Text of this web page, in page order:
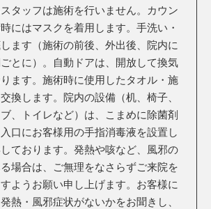
タッフは施術を行いません。カウン
にはマスクを着用します。 手洗い・
ます（施術の前後、外出後、院内に
とに）。自動ドアは、開放して換気
ます。 施術時に使用したタオル・施
換します。 院内の設備（机、椅子、
、トイレなど）は、こまめに除菌剤
口にお客様用の手指消毒液を設置し
ております。 発熱や咳など、風邪の
場合は、ご無理をなさらずご来院を
ようお願い申し上げます。 お客様に
熱・風邪症状がないかをお聞きし、